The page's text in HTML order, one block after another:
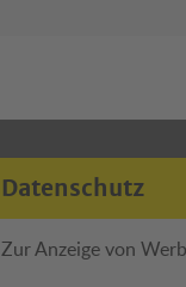
Datenschutz
Zur Anzeige von